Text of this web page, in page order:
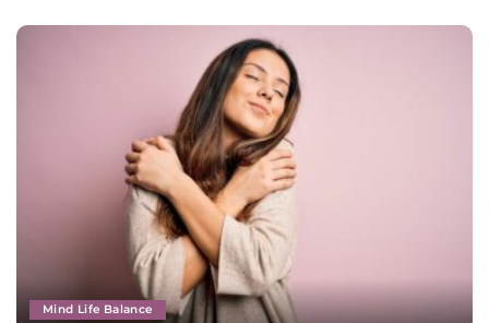
Mind Life Balance